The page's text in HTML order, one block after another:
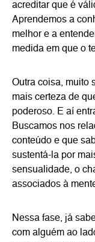
acreditar que é
Aprendemos a
melhor e a
medida em que o
Outra coisa, muito
mais certeza de
poderoso. E aí
Buscamos nos
conteúdo e que
sustentá-la por
sensualidade, o
associados à
Nessa fase, já
com alguém ao